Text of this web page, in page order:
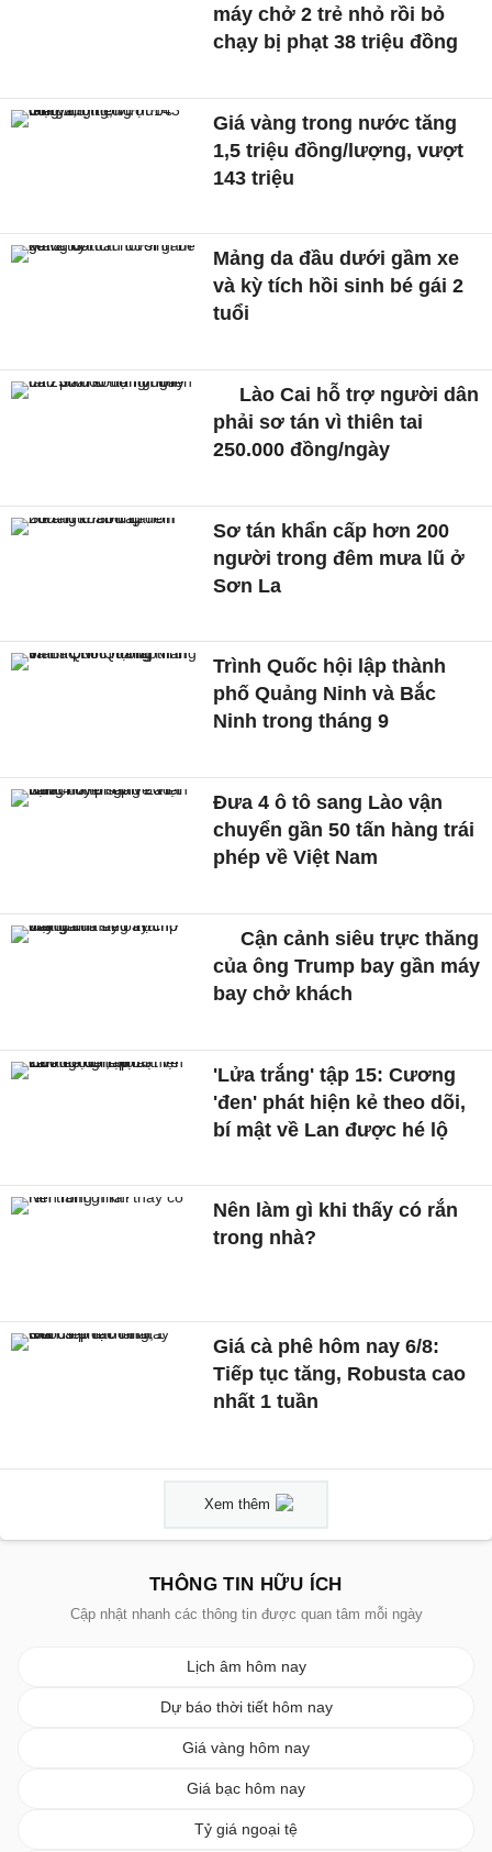
máy chở 2 trẻ nhỏ rồi bỏ
chạy bị phạt 38 triệu đồng
Giá vàng trong nước tăng
1,5 triệu đồng/lượng, vượt
143 triệu
Mảng da đầu dưới gầm xe
và kỳ tích hồi sinh bé gái 2
tuổi
Lào Cai hỗ trợ người dân
phải sơ tán vì thiên tai
250.000 đồng/ngày
Sơ tán khẩn cấp hơn 200
người trong đêm mưa lũ ở
Sơn La
Trình Quốc hội lập thành
phố Quảng Ninh và Bắc
Ninh trong tháng 9
Đưa 4 ô tô sang Lào vận
chuyển gần 50 tấn hàng trái
phép về Việt Nam
Cận cảnh siêu trực thăng
của ông Trump bay gần máy
bay chở khách
'Lửa trắng' tập 15: Cương
'đen' phát hiện kẻ theo dõi,
bí mật về Lan được hé lộ
Nên làm gì khi thấy có rắn
trong nhà?
Giá cà phê hôm nay 6/8:
Tiếp tục tăng, Robusta cao
nhất 1 tuần
Xem thêm
THÔNG TIN HỮU ÍCH
Cập nhật nhanh các thông tin được quan tâm mỗi ngày
Lịch âm hôm nay
Dự báo thời tiết hôm nay
Giá vàng hôm nay
Giá bạc hôm nay
Tỷ giá ngoại tệ